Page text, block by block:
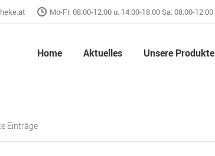
Mo-Fr: 08:00-12:00 u. 14:00-18:00 Sa: 08:00-12:00
Home Aktuelles Unsere Produkte
Einträge